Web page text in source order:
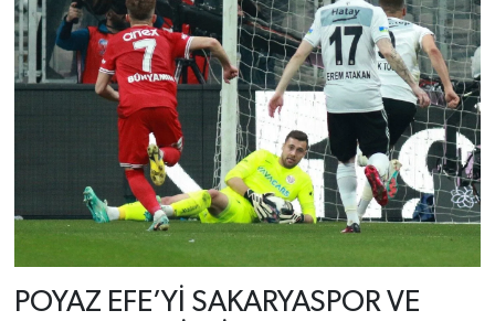
POYAZ EFE’Yİ SAKARYASPOR VE